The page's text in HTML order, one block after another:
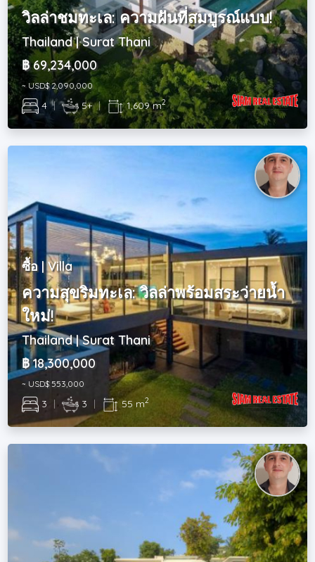
วิลล่าชมทะเล: ความฝันที่สมบูรณ์แบบ!
Thailand | Surat Thani
฿ 69,234,000
~ USD$ 2,090,000
4 | 5+ | 1,609 m2
ซื้อ | Villa
ความสุขริมทะเล: วิลล่าพร้อมสระว่ายน้ำ
ใหม่!
Thailand | Surat Thani
฿ 18,300,000
~ USD$ 553,000
3 | 3 | 55 m2